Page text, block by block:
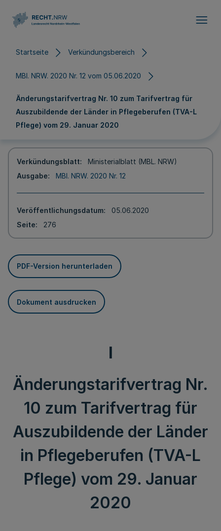
Startseite Verkündungsbereich
MBl. NRW. 2020 Nr. 12 vom 05.06.2020
Änderungstarifvertrag Nr. 10 zum Tarifvertrag für
Auszubildende der Länder in Pflegeberufen (TVA-L
Pflege) vom 29. Januar 2020
Verkündungsblatt
Ministerialblatt (MBL. NRW)
Ausgabe
MBl. NRW. 2020 Nr. 12
Veröffentlichungsdatum
05.06.2020
Seite
276
PDF-Version herunterladen
Dokument ausdrucken
I
Änderungstarifvertrag Nr.
10 zum Tarifvertrag für
Auszubildende der Länder
in Pflegeberufen (TVA-L
Pflege) vom 29. Januar
2020